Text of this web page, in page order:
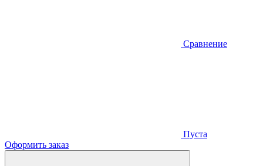
Сравнение
Пуста
Оформить заказ